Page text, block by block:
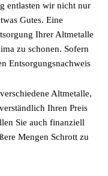
entlasten wir nicht nur
Gutes. Eine
Ihrer Altmetalle
zu schonen. Sofern
Entsorgungsnachweis
Altmetalle,
Ihren Preis
Sie auch finanziell
Mengen Schrott zu